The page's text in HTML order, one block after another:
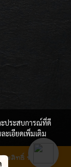
ขสิทธิ์ ห้ามมิให้
ะประสบการณ์ที่ดี
ะเอียดเพิ่มเติม